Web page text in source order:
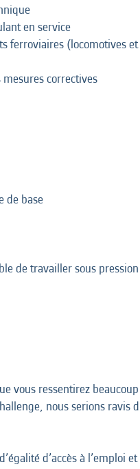
en service
ferroviaires (locomotives
correctives
de base
de travailler sous pression
vous ressentirez
nous serions ravis
d’accès à l’emploi